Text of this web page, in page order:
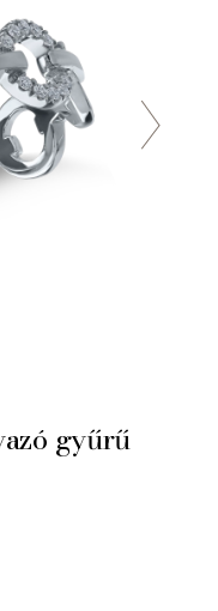
gyűrű